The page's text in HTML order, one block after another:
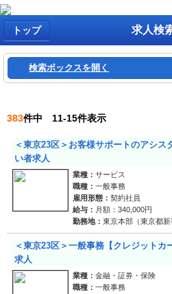
求人検
トップ
検索ボックスを開く
383件中 11-15件表示
＜東京23区＞お客様サポートのアシス
い者求人
業種： サービス
職種： 一般事務
雇用形態： 契約社員
給与： 月額：340,000円
勤務地： 東京本部（東京都新
＜東京23区＞一般事務【クレジットカ
求人
業種： 金融・証券・保険
職種： 一般事務